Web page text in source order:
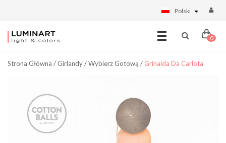
Polski
0
Strona Główna / Girlandy/Wybierz Gotową / Grinalda Da Carlota